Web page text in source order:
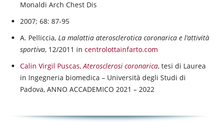
Monaldi Arch Chest Dis
2007; 68: 87-95
A. Pelliccia, La malattia aterosclerotica coronarica e l’attività
sportiva, 12/2011 in centrolottainfarto.com
Calin Virgil Puscas,Aterosclerosi coronarica, tesi di Laurea
in Ingegneria biomedica – Università degli Studi di
Padova, ANNO ACCADEMICO 2021 – 2022